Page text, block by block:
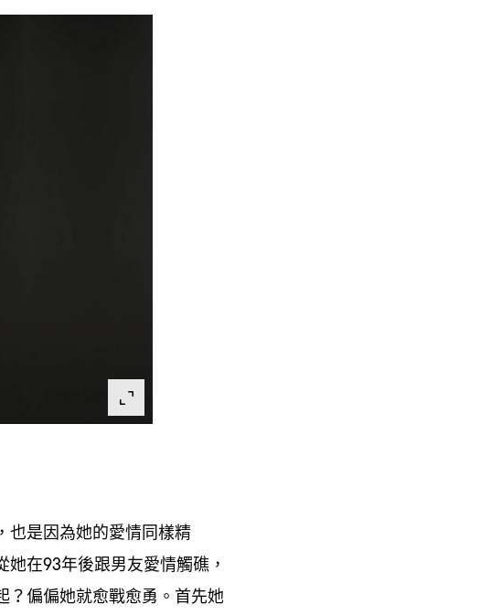
， 也是因為她的愛情同樣精
她在93年後跟男友愛情觸礁 ，
？偏偏她就愈戰愈勇。首先她